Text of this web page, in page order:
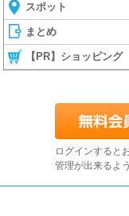
スポット
まとめ
【PR】ショッピング
ログインすると
管理が出来るよ